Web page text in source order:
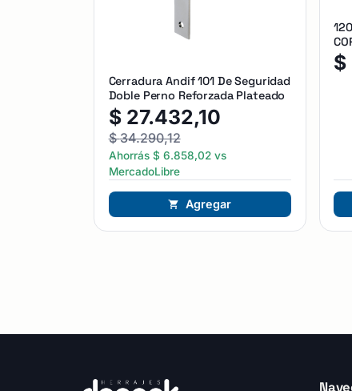
Cerradura Andif 101 De Seguridad
Doble Perno Reforzada Plateado
$ 27.432,10
$34.290,12
Ahorrás $ 6.858,02vs
MercadoLibre
Agregar
$